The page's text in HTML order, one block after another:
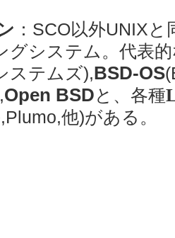
：SCO以外UNIX
グシステム。代表
ステムズ),BSD-OS
,Open BSDと、各種
他)がある。